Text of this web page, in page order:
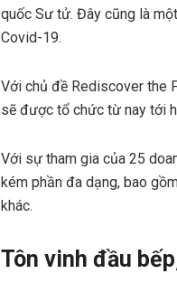
quốc Sư tử. Đây cũng là
Covid-19.
Với chủ đề Rediscover the
sẽ được tổ chức từ nay tới
Với sự tham gia của 25
kém phần đa dạng, bao
khác.
Tôn vinh đầu